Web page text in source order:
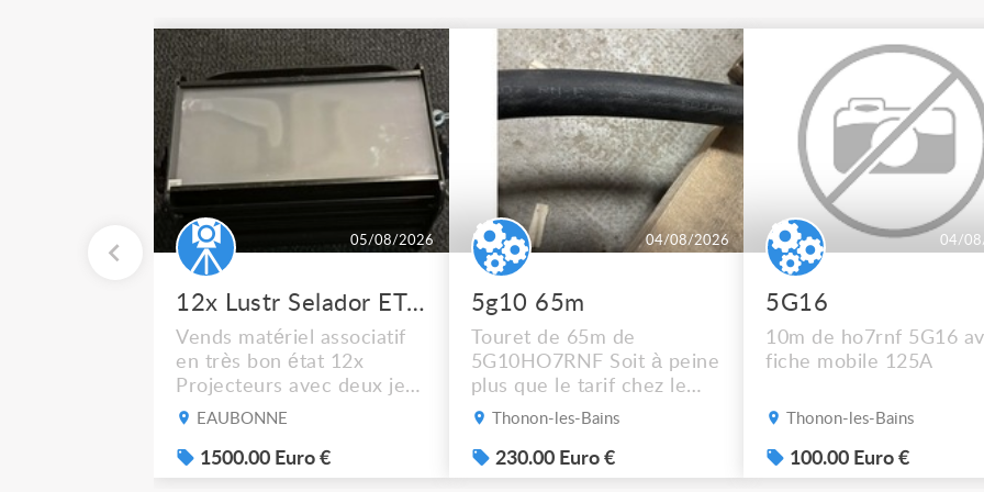
05/08/2026
12x Lustr Selador ETC Led 7x colors filtres
Vends matériel associatif
en très bon état 12x
Projecteurs avec deux jeux
de filtre filtre Lustr Selador
system – seven colour
LEDs providing the
EAUBONNE
1500.00 Euro €
04/08/2026
5g10 65m
Touret de 65m de
5G10HO7RNF Soit à peine
plus que le tarif chez le
récupérateur Mais
sup sur demande ça ne
passe pas sur l’annonce
Thonon-les-Bains
230.00 Euro €
04/
5G16
10m de ho7rnf 5G16
fiche mobile 125A
Thonon-les-Bains
100.00 Euro €